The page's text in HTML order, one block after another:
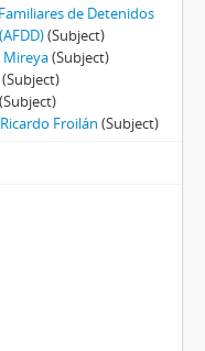
de Detenidos
(Subject)
Mireya(Subject)
Froilán (Subject)